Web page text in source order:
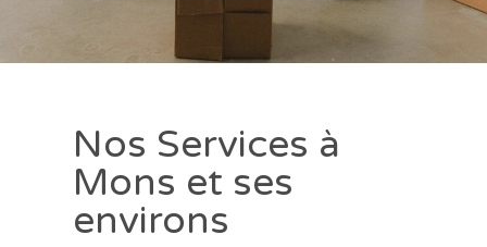
Nos Services à
Mons et ses
environs